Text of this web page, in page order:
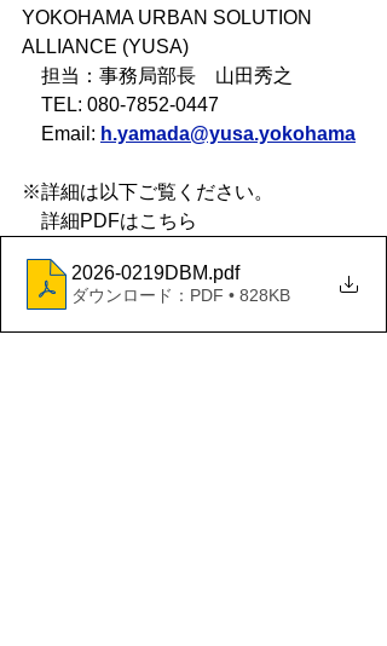
YOKOHAMA URBAN SOLUTION
ALLIANCE (YUSA)
担当：事務局部長　山田秀之
TEL: 080-7852-0447
Email: h.yamada@yusa.yokohama
※詳細は以下ご覧ください。
詳細PDFはこちら
2026-0219DBM.pdf
ダウンロード：PDF • 828KB